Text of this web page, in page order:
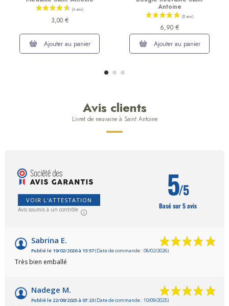
3,00 €
Ajouter au panier
Antoine
6,90 €
Ajouter au panier
Avis clients
Livret de neuvaine à Saint Antoine
VOIR L'ATTESTATION
Avis soumis à un contrôle
5/5
Basé sur 5 avis
Sabrina E.
Publié le 19/02/2026 à 13:57(Date de commande : 08/02/2026)
Très bien emballé
Nadege M.
Publié le 22/09/2025 à 07:23(Date de commande : 10/09/2025)